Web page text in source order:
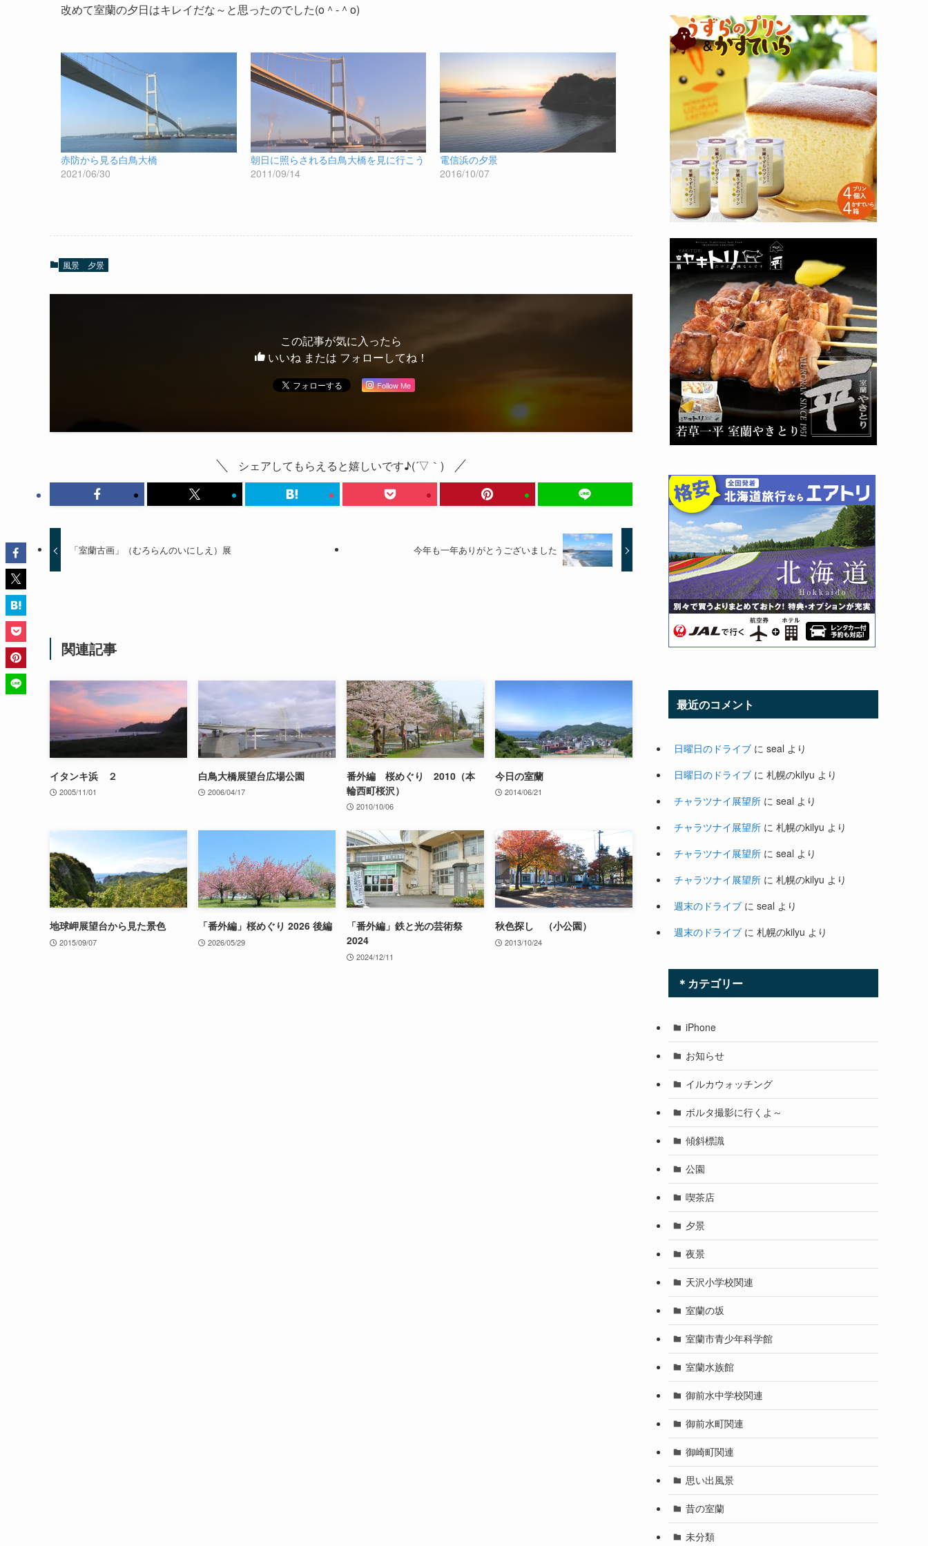
改めて室蘭の夕日はキレイだな～と思ったのでした(o＾-＾o)
赤防から見る白鳥大橋
2021/06/30
朝日に照らされる白鳥大橋を見に行こう
2011/09/14
電信浜の夕景
2016/10/07
風景 夕景
この記事が気に入ったら
いいね または フォローしてね！
Follow Me
シェアしてもらえると嬉しいです♪(´▽｀)
「室蘭古画」（むろらんのいにしえ）展 今年も一年ありがとうございました
関連記事
イタンキ浜 ２
2005/11/01
白鳥大橋展望台広場公園
2006/04/17
番外編 桜めぐり 2010（本
輪西町桜沢）
2010/10/06
今日の室蘭
2014/06/21
地球岬展望台から見た景色
2015/09/07
「番外編」桜めぐり 2026 後編
2026/05/29
「番外編」鉄と光の芸術祭
2024
2024/12/11
秋色探し （小公園）
2013/10/24
最近のコメント
日曜日のドライブ に seal より
日曜日のドライブ に 札幌のkilyu より
チャラツナイ展望所 に seal より
チャラツナイ展望所 に 札幌のkilyu より
チャラツナイ展望所 に seal より
チャラツナイ展望所 に 札幌のkilyu より
週末のドライブ に seal より
週末のドライブ に 札幌のkilyu より
＊カテゴリー
iPhone
お知らせ
イルカウォッチング
ボルタ撮影に行くよ～
傾斜標識
公園
喫茶店
夕景
夜景
天沢小学校関連
室蘭の坂
室蘭市青少年科学館
室蘭水族館
御前水中学校関連
御前水町関連
御崎町関連
思い出風景
昔の室蘭
未分類